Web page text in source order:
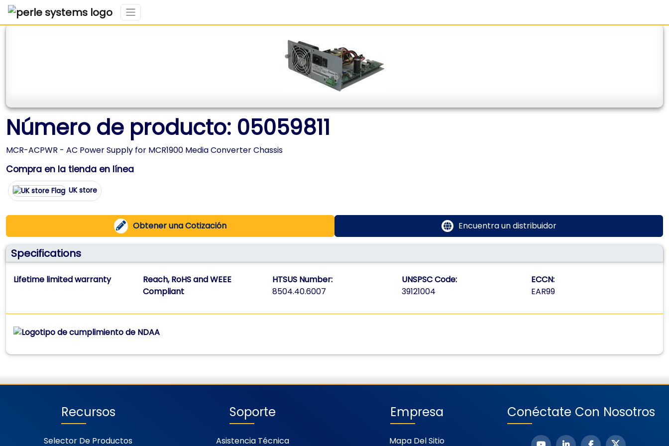
Número de producto: 05059811
MCR-ACPWR - AC Power Supply for MCR1900 Media Converter Chassis
Compra en la tienda en línea
UK store
Obtener una Cotización Encuentra un distribuidor
Specifications
Lifetime limited warranty
Reach, RoHS and WEEE
Compliant
HTSUS Number:
8504.40.6007
UNSPSC Code:
39121004
ECCN:
EAR99
Recursos
Selector De Productos
Soporte
Asistencia Técnica
Empresa
Mapa Del Sitio
Conéctate Con Nosotros